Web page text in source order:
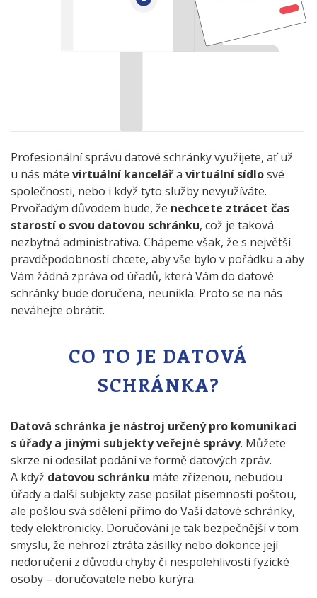
Profesionální správu datové schránky využijete, ať už
u nás máte virtuální kancelářa virtuální sídlosvé
společnosti, nebo i když tyto služby nevyužíváte.
Prvořadým důvodem bude, že nechcete ztrácet čas
starostí o svou datovou schránku, což je taková
nezbytná administrativa. Chápeme však, že s největší
pravděpodobností chcete, aby vše bylo v pořádku a aby
Vám žádná zpráva od úřadů, která Vám do datové
schránky bude doručena, neunikla. Proto se na nás
neváhejte obrátit.
CO TO JE DATOVÁ
SCHRÁNKA?
Datová schránka je nástroj určený pro komunikaci
s úřady a jinými subjekty veřejné správy. Můžete
skrze ni odesílat podání ve formě datových zpráv.
A když datovou schránku máte zřízenou, nebudou
úřady a další subjekty zase posílat písemnosti poštou,
ale pošlou svá sdělení přímo do Vaší datové schránky,
tedy elektronicky. Doručování je tak bezpečnější v tom
smyslu, že nehrozí ztráta zásilky nebo dokonce její
nedoručení z důvodu chyby či nespolehlivosti fyzické
osoby – doručovatele nebo kurýra.